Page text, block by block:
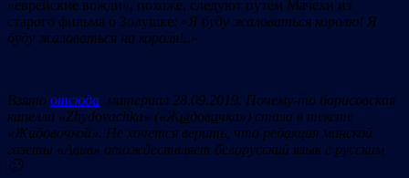
«еврейские вожди», похоже, следуют путём Мачехи из
старого фильма о Золушке: «Я буду жаловаться королю! Я
буду жаловаться на короля!..»
Взято отсюда , материал 28.09.2019. Почему-то борисовская
капелла «Zhydovachka» («Жыдовачка») стала в тексте
«Жидовочкой». Не хочется верить, что редакция минской
газеты «Авив» отождествляет белорусский язык с русским
🙁